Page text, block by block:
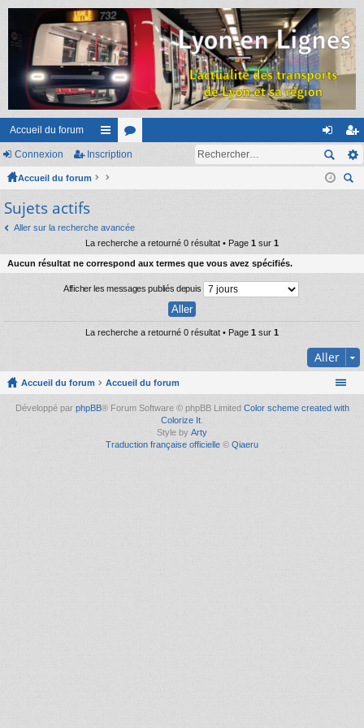
Accueil du forum
ac
co
ci
s
or
s
on
ne
ns
cri
Connexion Inscription
Accueil du forum
Sujets actifs
Aller sur la recherche avancée
La recherche a retourné 0 résultat • Page 1 sur 1
Aucun résultat ne correspond aux termes que vous avez spécifiés.
Afficher les messages publiés depuis
La recherche a retourné 0 résultat • Page 1 sur 1
Aller
Accueil du forum Accueil du forum
Développé par phpBB® Forum Software © phpBB Limited Color scheme created with
Colorize It
Style by Arty
Traduction française officielle © Qiaeru